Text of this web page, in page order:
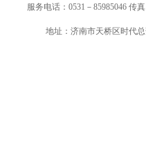
服务电话：0531－85985046 传
地址：济南市天桥区时代